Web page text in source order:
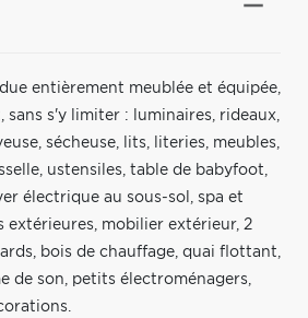
entièrement meublée et équipée,
s'y limiter : luminaires, rideaux,
sécheuse, lits, literies, meubles,
ustensiles, table de babyfoot,
électrique au sous-sol, spa et
extérieures, mobilier extérieur, 2
bois de chauffage, quai flottant,
de son, petits électroménagers,